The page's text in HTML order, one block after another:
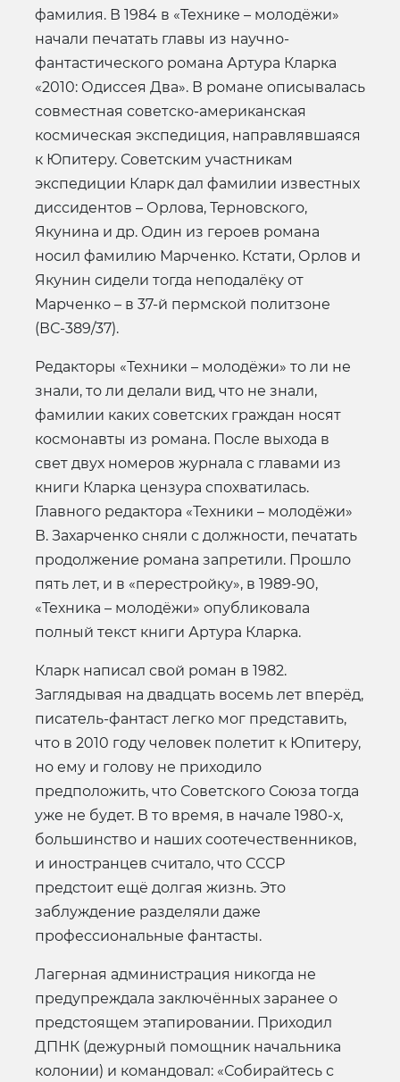
фамилия. В 1984 в «Технике – молодёжи»
начали печатать главы из научно-
фантастического романа Артура Кларка
«2010: Одиссея Два». В романе описывалась
совместная советско-американская
космическая экспедиция, направлявшаяся
к Юпитеру. Советским участникам
экспедиции Кларк дал фамилии известных
диссидентов – Орлова, Терновского,
Якунина и др. Один из героев романа
носил фамилию Марченко. Кстати, Орлов и
Якунин сидели тогда неподалёку от
Марченко – в 37-й пермской политзоне
(ВС-389/37).
Редакторы «Техники – молодёжи» то ли не
знали, то ли делали вид, что не знали,
фамилии каких советских граждан носят
космонавты из романа. После выхода в
свет двух номеров журнала с главами из
книги Кларка цензура спохватилась.
Главного редактора «Техники – молодёжи»
В. Захарченко сняли с должности, печатать
продолжение романа запретили. Прошло
пять лет, и в «перестройку», в 1989-90,
«Техника – молодёжи» опубликовала
полный текст книги Артура Кларка.
Кларк написал свой роман в 1982.
Заглядывая на двадцать восемь лет вперёд,
писатель-фантаст легко мог представить,
что в 2010 году человек полетит к Юпитеру,
но ему и голову не приходило
предположить, что Советского Союза тогда
уже не будет. В то время, в начале 1980-х,
большинство и наших соотечественников,
и иностранцев считало, что СССР
предстоит ещё долгая жизнь. Это
заблуждение разделяли даже
профессиональные фантасты.
Лагерная администрация никогда не
предупреждала заключённых заранее о
предстоящем этапировании. Приходил
ДПНК (дежурный помощник начальника
колонии) и командовал: «Собирайтесь с